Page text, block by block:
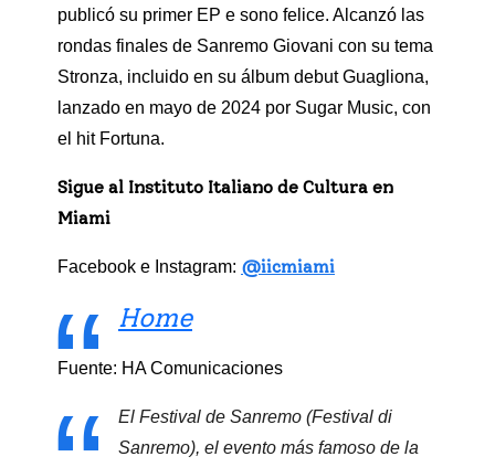
publicó su primer EP e sono felice. Alcanzó las
rondas finales de Sanremo Giovani con su tema
Stronza, incluido en su álbum debut Guagliona,
lanzado en mayo de 2024 por Sugar Music, con
el hit Fortuna.
Sigue al Instituto Italiano de Cultura en
Miami
Facebook e Instagram: @iicmiami
Home
Fuente: HA Comunicaciones
El Festival de Sanremo (Festival di
Sanremo), el evento más famoso de la